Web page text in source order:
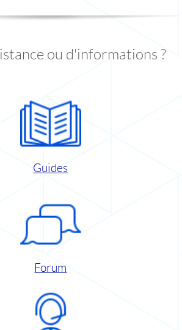
ou d'informations ?
Guides
Forum